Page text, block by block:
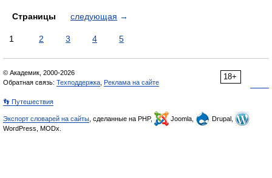
Страницы следующая →
1 2 3 4 5
18+
© Академик, 2000-2026
Обратная связь: Техподдержка Реклама на сайте
👣 Путешествия
Экспорт словарей на сайты , сделанные на PHP, Joomla,
Drupal,
WordPress, MODx.